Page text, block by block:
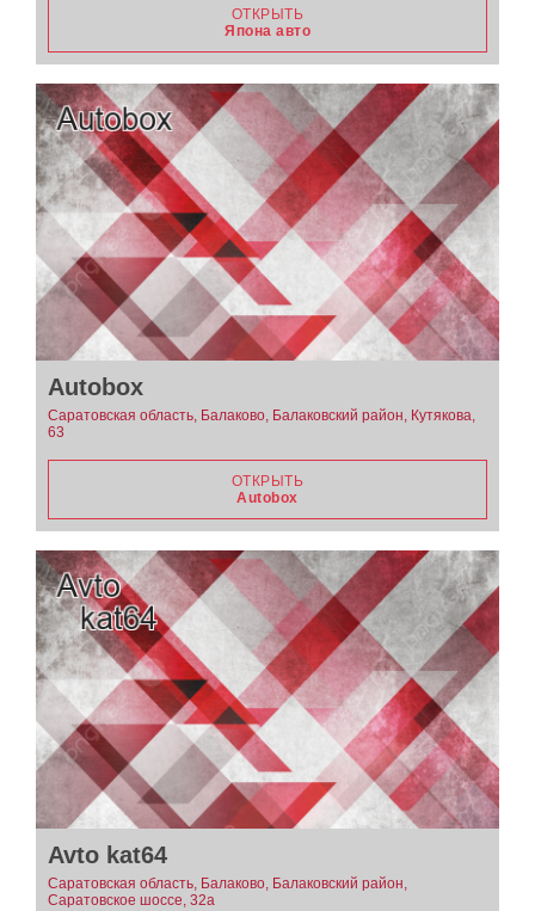
ОТКРЫТЬ
Япона авто
Autobox
Саратовская область, Балаково, Балаковский район, Кутякова,
63
ОТКРЫТЬ
Autobox
Avto kat64
Саратовская область, Балаково, Балаковский район,
Саратовское шоссе, 32а